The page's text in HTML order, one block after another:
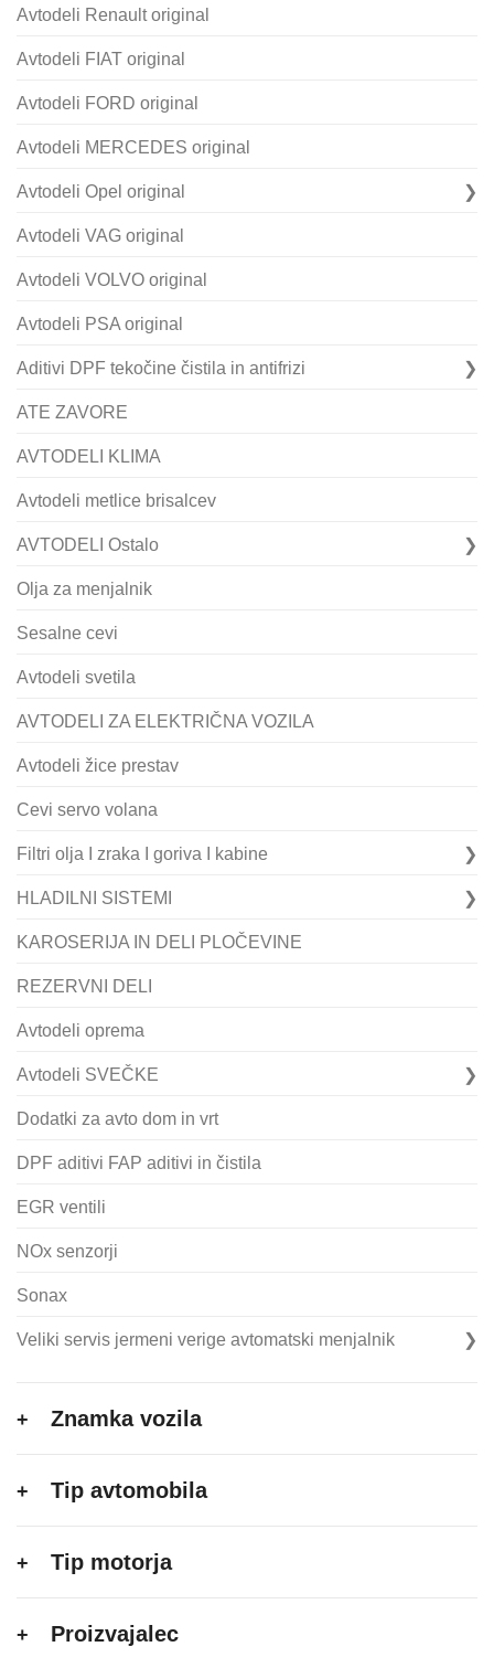
Avtodeli Renault original
Avtodeli FIAT original
Avtodeli FORD original
Avtodeli MERCEDES original
Avtodeli Opel original
Avtodeli VAG original
Avtodeli VOLVO original
Avtodeli PSA original
Aditivi DPF tekočine čistila in antifrizi
ATE ZAVORE
AVTODELI KLIMA
Avtodeli metlice brisalcev
AVTODELI Ostalo
Olja za menjalnik
Sesalne cevi
Avtodeli svetila
AVTODELI ZA ELEKTRIČNA VOZILA
Avtodeli žice prestav
Cevi servo volana
Filtri olja I zraka I goriva I kabine
HLADILNI SISTEMI
KAROSERIJA IN DELI PLOČEVINE
REZERVNI DELI
Avtodeli oprema
Avtodeli SVEČKE
Dodatki za avto dom in vrt
DPF aditivi FAP aditivi in čistila
EGR ventili
NOx senzorji
Sonax
Veliki servis jermeni verige avtomatski menjalnik
Znamka vozila
Tip avtomobila
Tip motorja
Proizvajalec